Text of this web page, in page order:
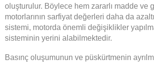
oluşturulur. Böylece hem zararlı madde ve
motorlarının sarfiyat değerleri daha da
sistemi, motorda önemli değişiklikler
sisteminin yerini alabilmektedir.
Basınç oluşumunun ve püskürtmenin